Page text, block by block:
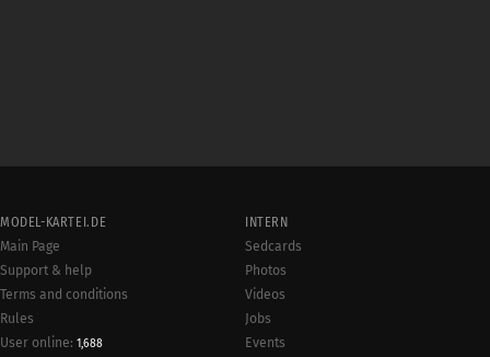
MODEL-KARTEI.DE
Main Page
Support & help
Terms and conditions
Rules
User online: 1,688
INTERN
Sedcards
Photos
Videos
Jobs
Events